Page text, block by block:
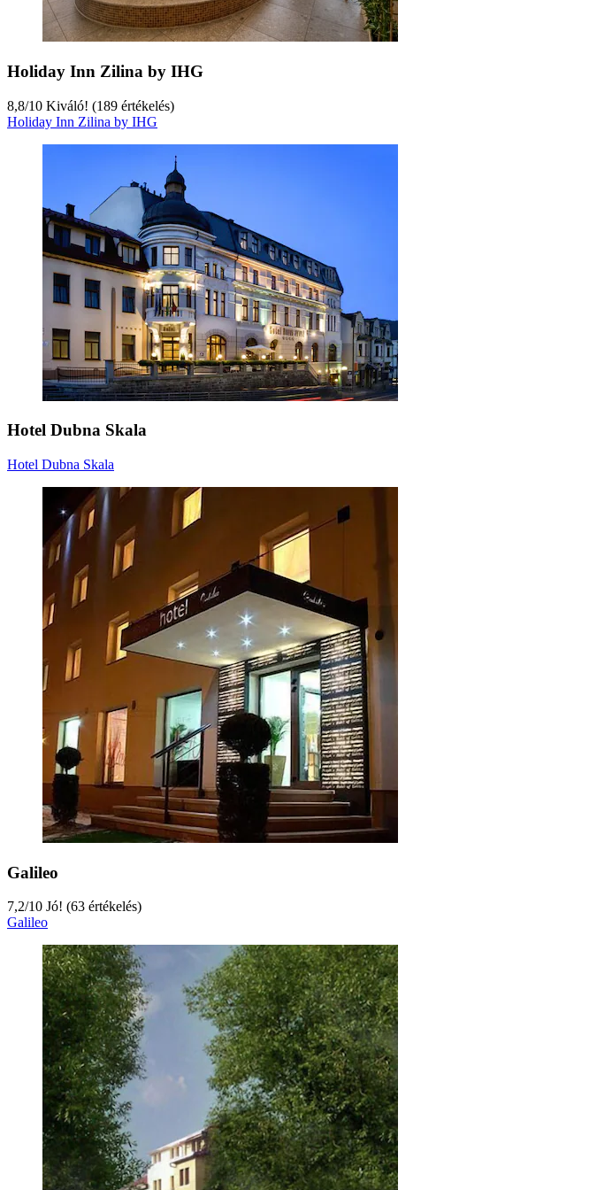
Holiday Inn Zilina by IHG
8,8/10 Kiváló! (189 értékelés)
Holiday Inn Zilina by IHG
Hotel Dubna Skala
Hotel Dubna Skala
Galileo
7,2/10 Jó! (63 értékelés)
Galileo